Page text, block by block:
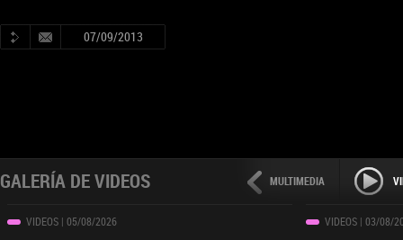
07/09/2013
MULTIMEDIA
GALERÍA DE VIDEOS
VIDEOS | 05/08/2026 VIDEOS | 03/08/